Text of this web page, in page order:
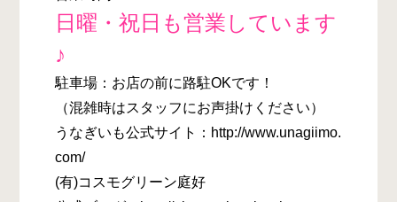
日曜・祝日も営業しています
♪
駐車場：お店の前に路駐OKです！
（混雑時はスタッフにお声掛けください）
うなぎいも公式サイト：http://www.unagiimo.
com/
(有)コスモグリーン庭好